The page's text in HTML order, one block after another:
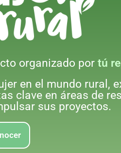
organizado por tú
en el mundo rural,
clave en áreas de
sus proyectos.